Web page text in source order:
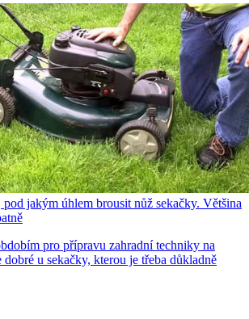
jakým úhlem brousit nůž sekačky. Většina
pro přípravu zahradní techniky na
u sekačky, kterou je třeba důkladně